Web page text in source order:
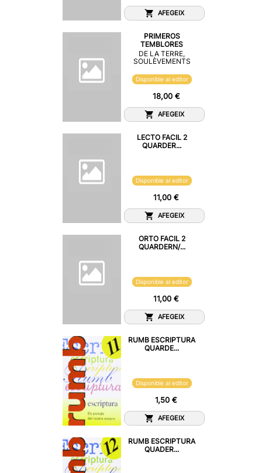
AFEGEIX
PRIMEROS
TEMBLORES
DE LA TERRE,
SOULÈVEMENTS
Disponible al editor
18,00 €
AFEGEIX
LECTO FACIL 2
QUARDER...
Disponible al editor
11,00 €
AFEGEIX
ORTO FACIL 2
QUARDERN/...
Disponible al editor
11,00 €
AFEGEIX
RUMB ESCRIPTURA
QUARDE...
Disponible al editor
1,50 €
AFEGEIX
RUMB ESCRIPTURA
QUADER...